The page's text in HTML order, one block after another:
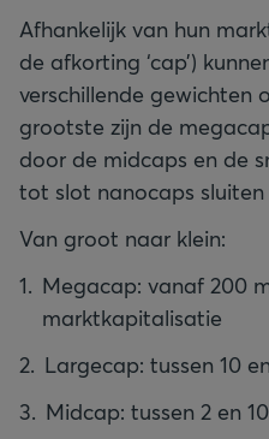
Afhankelijk van hun
de afkorting ‘cap’)
verschillende gewichten
grootste zijn de
door de midcaps en de
tot slot nanocaps sluiten
Van groot naar klein:
Megacap: vanaf 200
marktkapitalisatie
Largecap: tussen 10
Midcap: tussen 2 en